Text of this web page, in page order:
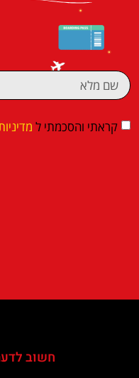
קראתי והסכמתי ל
חשוב